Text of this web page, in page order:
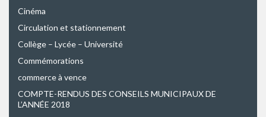
Cinéma
Circulation et stationnement
Collège – Lycée – Université
Commémorations
commerce à vence
COMPTE-RENDUS DES CONSEILS MUNICIPAUX DE
L’ANNÉE 2018